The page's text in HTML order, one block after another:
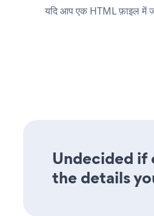
यदि आप एक HTML फ़ाइल में
Undecided if
the details